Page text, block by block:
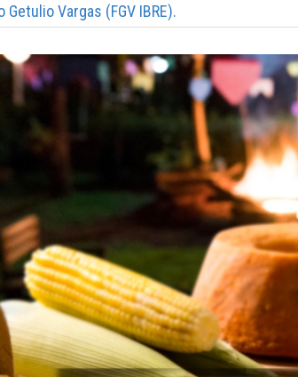
Getulio Vargas (FGV IBRE).